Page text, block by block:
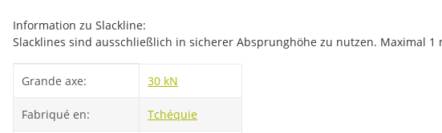
Information zu Slackline:
Slacklines sind ausschließlich in sicherer Absprunghöhe zu nutzen. Maximal
Grande axe: 30 kN
Fabriqué en: Tchéquie